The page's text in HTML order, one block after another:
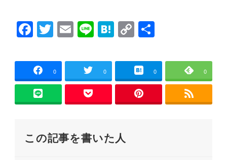
ウ
で
開
)
い
(
新
ィ
ン
ド
ウ
き
F
c
e
b
o
k
T
tt
er
E
ai
l
Li
e
H
e
n
C
p
y
Li
n
共
0 0 0 0
この記事を書いた人